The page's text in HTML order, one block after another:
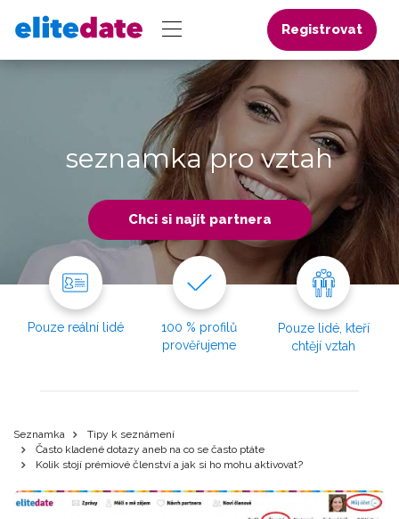
Registrovat
seznamka pro vztah
Chci si najít partnera
Pouze reální lidé
100 % profilů
prověřujeme
Pouze lidé, kteří
chtějí vztah
Seznamka
Tipy k seznámení
Často kladené dotazy aneb na co se často ptáte
Kolik stojí prémiové členství a jak si ho mohu aktivovat?